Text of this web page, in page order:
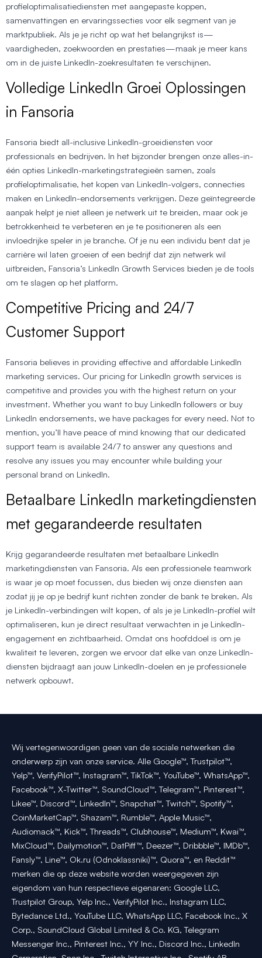
profieloptimalisatiediensten met aangepaste koppen,
samenvattingen en ervaringssecties voor elk segment van je
marktpubliek. Als je je richt op wat het belangrijkst is—
vaardigheden, zoekwoorden en prestaties—maak je meer kans
om in de juiste LinkedIn-zoekresultaten te verschijnen.
Volledige LinkedIn Groei Oplossingen
in Fansoria
Fansoria biedt all-inclusive LinkedIn-groeidiensten voor
professionals en bedrijven. In het bijzonder brengen onze alles-in-
één opties LinkedIn-marketingstrategieën samen, zoals
profieloptimalisatie, het kopen van LinkedIn-volgers, connecties
maken en LinkedIn-endorsements verkrijgen. Deze geïntegreerde
aanpak helpt je niet alleen je netwerk uit te breiden, maar ook je
betrokkenheid te verbeteren en je te positioneren als een
invloedrijke speler in je branche. Of je nu een individu bent dat je
carrière wil laten groeien of een bedrijf dat zijn netwerk wil
uitbreiden, Fansoria’s LinkedIn Growth Services bieden je de tools
om te slagen op het platform.
Competitive Pricing and 24/7
Customer Support
Fansoria believes in providing effective and affordable LinkedIn
marketing services. Our pricing for LinkedIn growth services is
competitive and provides you with the highest return on your
investment. Whether you want to buy LinkedIn followers or buy
LinkedIn endorsements, we have packages for every need. Not to
mention, you’ll have peace of mind knowing that our dedicated
support team is available 24/7 to answer any questions and
resolve any issues you may encounter while building your
personal brand on LinkedIn.
Betaalbare LinkedIn marketingdiensten
met gegarandeerde resultaten
Krijg gegarandeerde resultaten met betaalbare LinkedIn
marketingdiensten van Fansoria. Als een professionele teamwork
is waar je op moet focussen, dus bieden wij onze diensten aan
zodat jij je op je bedrijf kunt richten zonder de bank te breken. Als
je LinkedIn-verbindingen wilt kopen, of als je je LinkedIn-profiel wilt
optimaliseren, kun je direct resultaat verwachten in je LinkedIn-
engagement en zichtbaarheid. Omdat ons hoofddoel is om je
kwaliteit te leveren, zorgen we ervoor dat elke van onze LinkedIn-
diensten bijdraagt aan jouw LinkedIn-doelen en je professionele
netwerk opbouwt.
Wij vertegenwoordigen geen van de sociale netwerken die
onderwerp zijn van onze service. Alle Google™, Trustpilot™,
Yelp™, VerifyPilot™, Instagram™, TikTok™, YouTube™, WhatsApp™,
Facebook™, X-Twitter™, SoundCloud™, Telegram™, Pinterest™,
Likee™, Discord™, LinkedIn™, Snapchat™, Twitch™, Spotify™,
CoinMarketCap™, Shazam™, Rumble™, Apple Music™,
Audiomack™, Kick™, Threads™, Clubhouse™, Medium™, Kwai™,
MixCloud™, Dailymotion™, DatPiff™, Deezer™, Dribbble™, IMDb™,
Fansly™, Line™, Ok.ru (Odnoklassniki)™, Quora™, en Reddit™
merken die op deze website worden weergegeven zijn
eigendom van hun respectieve eigenaren: Google LLC,
Trustpilot Group, Yelp Inc., VerifyPilot Inc., Instagram LLC,
Bytedance Ltd., YouTube LLC, WhatsApp LLC, Facebook Inc., X
Corp., SoundCloud Global Limited & Co. KG, Telegram
Messenger Inc., Pinterest Inc., YY Inc., Discord Inc., LinkedIn